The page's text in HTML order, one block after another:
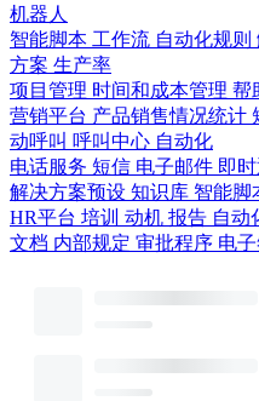
机器人
智能脚本 工作流 自动化规则
方案 生产率
项目管理 时间和成本管理 帮
营销平台 产品销售情况统计
动呼叫 呼叫中心 自动化
电话服务 短信 电子邮件 即
解决方案预设 知识库 智能脚
HR平台 培训 动机 报告 自动
文档 内部规定 审批程序 电